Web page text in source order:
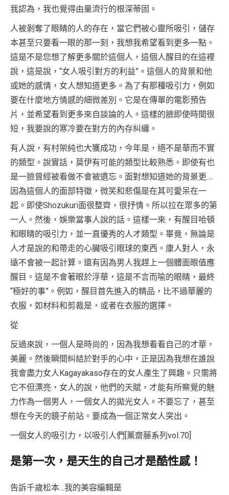
我認為，我也覺得由量流行的根深蒂固。
人被剝奪了眼睛的人的存在，當它們被心靈所吸引，儲存
本甚至只要看一眼的那一刻，我想我希望看到更多一點。
這是不是您想了解更多關於這個人，這個人醒目的在這裡
說，這是說，“女人吸引對方的利益”。這個人的背景和他
或她的感情，女人想知道更多。為了有那種吸引力，例如
要在什麼地方情感的細微差別。它是在傳單的電影預告
片，並希望看到更多來自談論的人。這樣的臉即使時間很
短，我要說的寒冷要在對方的內存糾纏。
有人說，有村架純也大獲成功，今年是，絕不是華而不實
的類型。說實話，莫伊有可能的類型比較熟悉。即使有也
是一臉曾經被看做不會被遺忘。面對想知道她的背景更….
因為這個人的面部特徵，微笑和悲傷是在其可愛呆在一
起。即使Shozukuri面很整齊，很抒情。所以拉在眾多的第
一人。然後，娛樂當事人說的話。這樣一來，有醒目哈頓
和眼睛的吸引力，並一直優秀的人才類型。畢竟，無論是
人才是說的和帶走的心臟吸引眼球的東西。康人對人，永
遠不會被一起計算。還有因為男人我趕上一個體面眼值應
醒目。這是不會著眼於浮華，這是不言而喻的眼睛，最終
“極好的事”。例如，醒目首先進入的精品，比不過華麗的
衣服，如材料和剪裁是，或者在衣服的選擇。
從
反過來說，一個人是時尚的，因為我想看看自己的才華，
美麗。然後瞬間糾結於對手的心中，正是因為我想在誰說
我會盡力女人Kagayakaso存在的女人產生了興趣。只需將
它不但漂亮，女人的說，他們的天賦，才能有所察覺的魅
力作為一個男人，一個女人的拋光女人。不要忘了，甚至
想在今天的鏡子前站。要成為一個正常女人突出。
一個女人的吸引力，以吸引人們[薰齋藤系列vol.70]
是第一次，是天生的自己才是酷性感！
告訴千歲松本…我的美容編輯是